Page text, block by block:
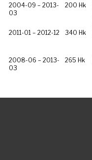
2004-09 – 2013-
03
200 Hk
2011-01 – 2012-12 340 Hk
2008-06 – 2013-
03
265 Hk